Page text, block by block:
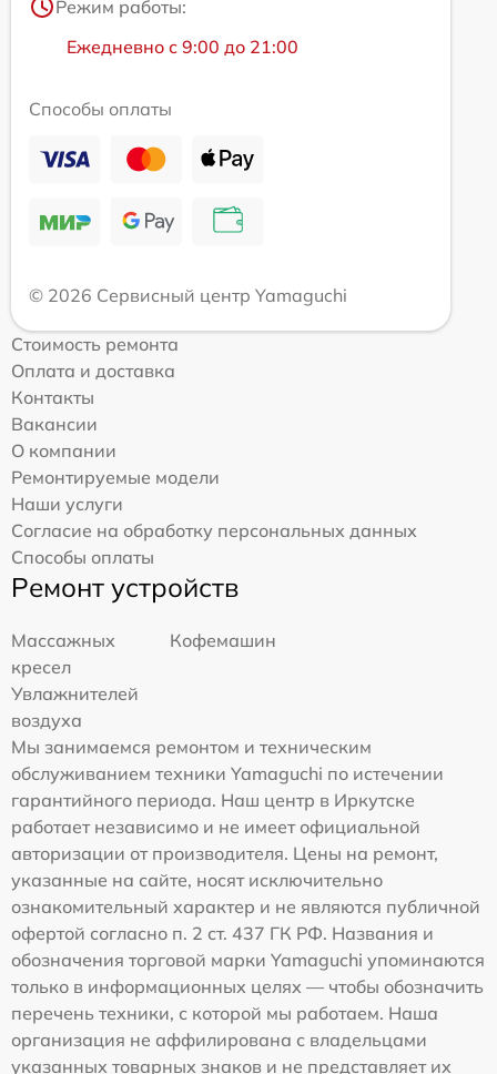
Режим работы:
Ежедневно с 9:00 до 21:00
Способы оплаты
© 2026 Сервисный центр Yamaguchi
Стоимость ремонта
Оплата и доставка
Контакты
Вакансии
О компании
Ремонтируемые модели
Наши услуги
Согласие на обработку персональных данных
Способы оплаты
Ремонт устройств
Массажных
кресел
Кофемашин
Увлажнителей
воздуха
Мы занимаемся ремонтом и техническим
обслуживанием техники Yamaguchi по истечении
гарантийного периода. Наш центр в Иркутске
работает независимо и не имеет официальной
авторизации от производителя. Цены на ремонт,
указанные на сайте, носят исключительно
ознакомительный характер и не являются публичной
офертой согласно п. 2 ст. 437 ГК РФ. Названия и
обозначения торговой марки Yamaguchi упоминаются
только в информационных целях — чтобы обозначить
перечень техники, с которой мы работаем. Наша
организация не аффилирована с владельцами
указанных товарных знаков и не представляет их